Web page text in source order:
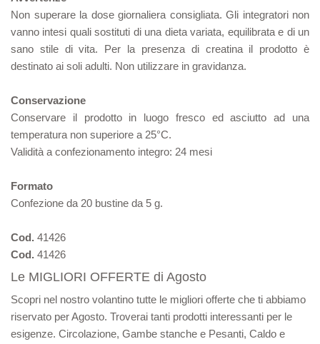
Non superare la dose giornaliera consigliata. Gli integratori non
vanno intesi quali sostituti di una dieta variata, equilibrata e di un
sano stile di vita. Per la presenza di creatina il prodotto è
destinato ai soli adulti. Non utilizzare in gravidanza.
Conservazione
Conservare il prodotto in luogo fresco ed asciutto ad una
temperatura non superiore a 25°C.
Validità a confezionamento integro: 24 mesi
Formato
Confezione da 20 bustine da 5 g.
Cod. 41426
Cod. 41426
Le MIGLIORI OFFERTE di Agosto
Scopri nel nostro volantino tutte le migliori offerte che ti abbiamo
riservato per Agosto. Troverai tanti prodotti interessanti per le
esigenze. Circolazione, Gambe stanche e Pesanti, Caldo e